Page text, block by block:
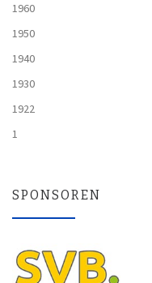
1960
1950
1940
1930
1922
1
SPONSOREN